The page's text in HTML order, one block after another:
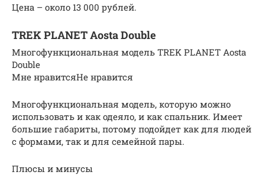
Цена – около 13 000 рублей.
TREK PLANET Aosta Double
Многофункциональная модель TREK PLANET Aosta
Double
Мне нравитсяНе нравится
Многофункциональная модель, которую можно
использовать и как одеяло, и как спальник. Имеет
большие габариты, потому подойдет как для людей
с формами, так и для семейной пары.
Плюсы и минусы